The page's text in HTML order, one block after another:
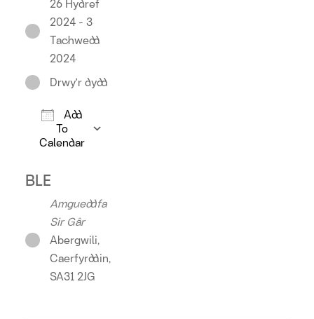
2024 - 3
Tachwedd
2024
Drwy'r dydd
Add
To
Calendar
BLE
Amgueddfa
Sir Gâr
Abergwili,
Caerfyrddin,
SA31 2JG